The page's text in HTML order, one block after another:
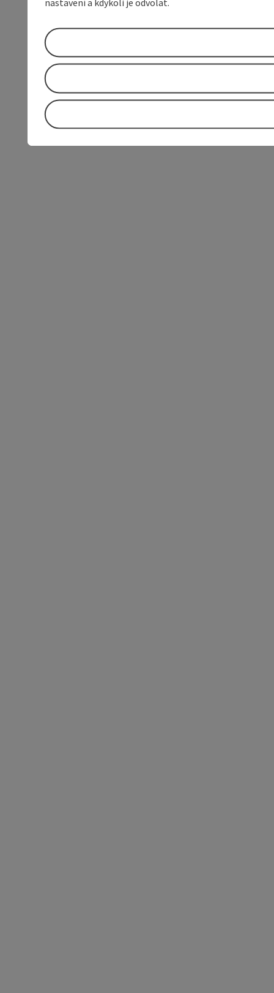
nastavení a kdykoli je odvolat.